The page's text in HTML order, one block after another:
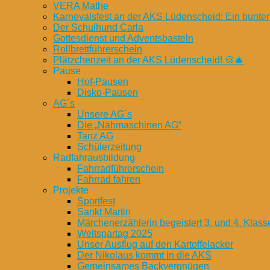
VERA Mathe
Karnevalsfest an der AKS Lüdenscheid: Ein bunter
Der Schulhund Carla
Gottesdienst und Adventsbasteln
Rollbrettführerschein
Plätzchenzeit an der AKS Lüdenscheid! 🍪🎄
Pause
Hof-Pausen
Disko-Pausen
AG´s
Unsere AG´s
Die „Nähmaschinen AG“
Tanz AG
Schülerzeitung
Radfahrausbildung
Fahrradführerschein
Fahrrad fahren
Projekte
Sportfest
Sankt Martin
Märchenerzählerin begeistert 3. und 4.
Weltspartag 2025
Unser Ausflug auf den Kartoffelacker
Der Nikolaus kommt in die AKS
Gemeinsames Backvergnügen